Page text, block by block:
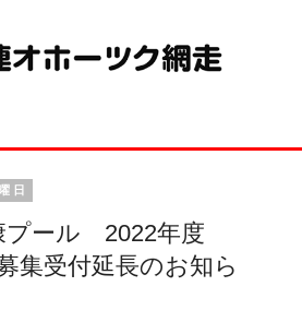
日
プール 2022年度
集受付延長のお知ら